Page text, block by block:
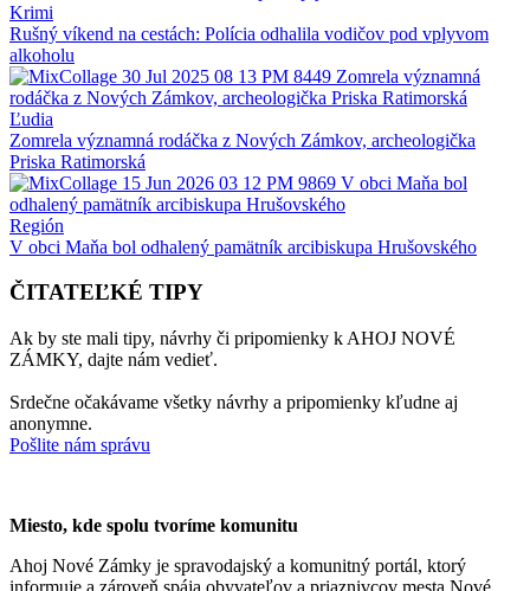
Krimi
Rušný víkend na cestách: Polícia odhalila vodičov pod vplyvom
alkoholu
Ľudia
Zomrela významná rodáčka z Nových Zámkov, archeologička
Priska Ratimorská
Región
V obci Maňa bol odhalený pamätník arcibiskupa Hrušovského
ČITATEĽKÉ TIPY
Ak by ste mali tipy, návrhy či pripomienky k AHOJ NOVÉ
ZÁMKY, dajte nám vedieť.
Srdečne očakávame všetky návrhy a pripomienky kľudne aj
anonymne.
Pošlite nám správu
Miesto, kde spolu tvoríme komunitu
Ahoj Nové Zámky je spravodajský a komunitný portál, ktorý
informuje a zároveň spája obyvateľov a priaznivcov mesta Nové